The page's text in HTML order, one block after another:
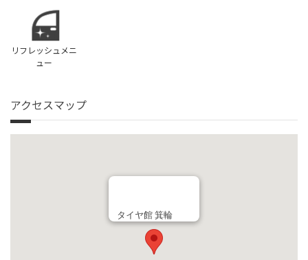
リフレッシュメニ
ュー
アクセスマップ
タイヤ館 箕輪